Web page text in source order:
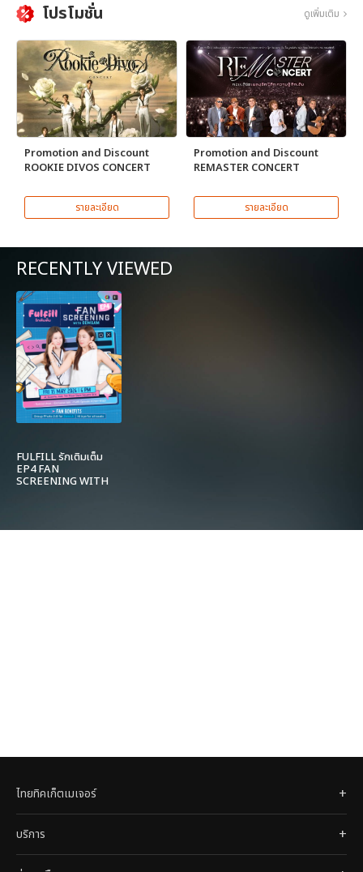
โปรโมชั่น ดูเพิ่มเติม
Promotion and Discount
ROOKIE DIVOS CONCERT
รายละเอียด
Promotion and Discount
REMASTER CONCERT
รายละเอียด
RECENTLY VIEWED
FULFILL รักเติมเต็ม
EP4 FAN
SCREENING WITH
ไทยทิคเก็ตเมเจอร์
บริการ